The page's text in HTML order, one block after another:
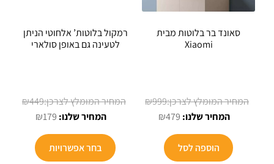
סאונד בר בלוטות מבית
Xiaomi
₪999 המחיר
₪479
הוספה לסל
רמקול בלוטות’ אלחוטי הניתן
לטעינה גם באופן סולארי
₪449
₪179
הוא:
בחר אפשרויות
למוצר
זה